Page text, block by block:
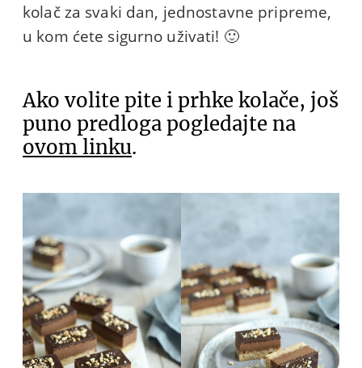
kolač za svaki dan, jednostavne pripreme,
u kom ćete sigurno uživati! 🙂
Ako volite pite i prhke kolače, još
puno predloga pogledajte na
ovom linku.